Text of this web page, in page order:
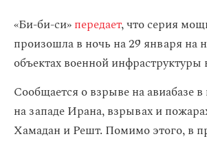
«Би-би-си»передает, что серия
произошла в ночь на 29 января на
объектах военной инфраструктуры
Сообщается о взрыве на авиабазе
на западе Ирана, взрывах и
Хамадан и Решт. Помимо этого, в